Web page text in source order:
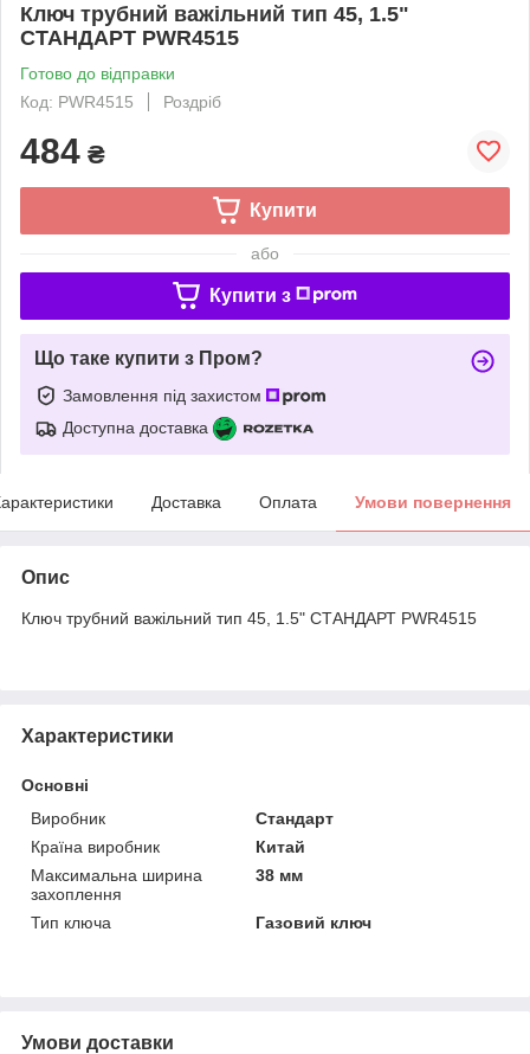
Ключ трубний важільний тип 45, 1.5"
СТАНДАРТ PWR4515
Готово до відправки
Код: PWR4515
Роздріб
484 ₴
Купити
або
Купити з
Що таке купити з Пром?
Замовлення під захистом
Доступна доставка
Доставка Оплата Умови повернення
Опис
Ключ трубний важільний тип 45, 1.5" СТАНДАРТ PWR4515
Характеристики
Основні
Виробник
Стандарт
Країна виробник
Китай
Максимальна ширина
захоплення
38 мм
Тип ключа Газовий ключ
Умови доставки